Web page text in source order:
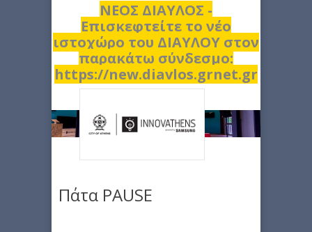
ΝΕΟΣ ΔΙΑΥΛΟΣ -
Επισκεφτείτε το νέο
ιστοχώρο του ΔΙΑΥΛΟΥ στον
παρακάτω σύνδεσμο:
https://new.diavlos.grnet.gr
Πάτα PAUSE